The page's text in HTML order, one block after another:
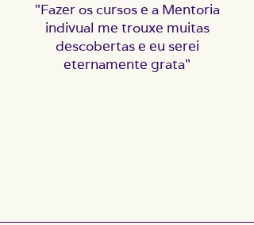
"Fazer os cursos e a Mentoria
indivual me trouxe muitas
descobertas e eu serei
eternamente grata"